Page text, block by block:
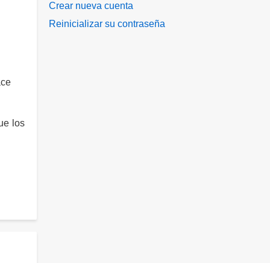
los
Crear nueva cuenta
Reinicializar su contraseña